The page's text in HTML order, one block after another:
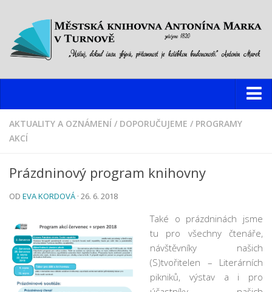
Knihovna
Oddělení pro dospělé
Oddělení pro děti a mládež
Multimediální studovna
Informační centrum pro mládež
Pobočky
Pobočka Malý Rohozec
AKTUALITY A OZNÁMENÍ / DOPORUČUJEME / PROGRAMY
AKCÍ
Prázdninový program knihovny
OD EVA KORDOVÁ · 26. 6. 2018
Také o prázdninách jsme
tu pro všechny čtenáře,
návštěvníky našich
(S)tvořitelen – Literárních
pikniků, výstav a i pro